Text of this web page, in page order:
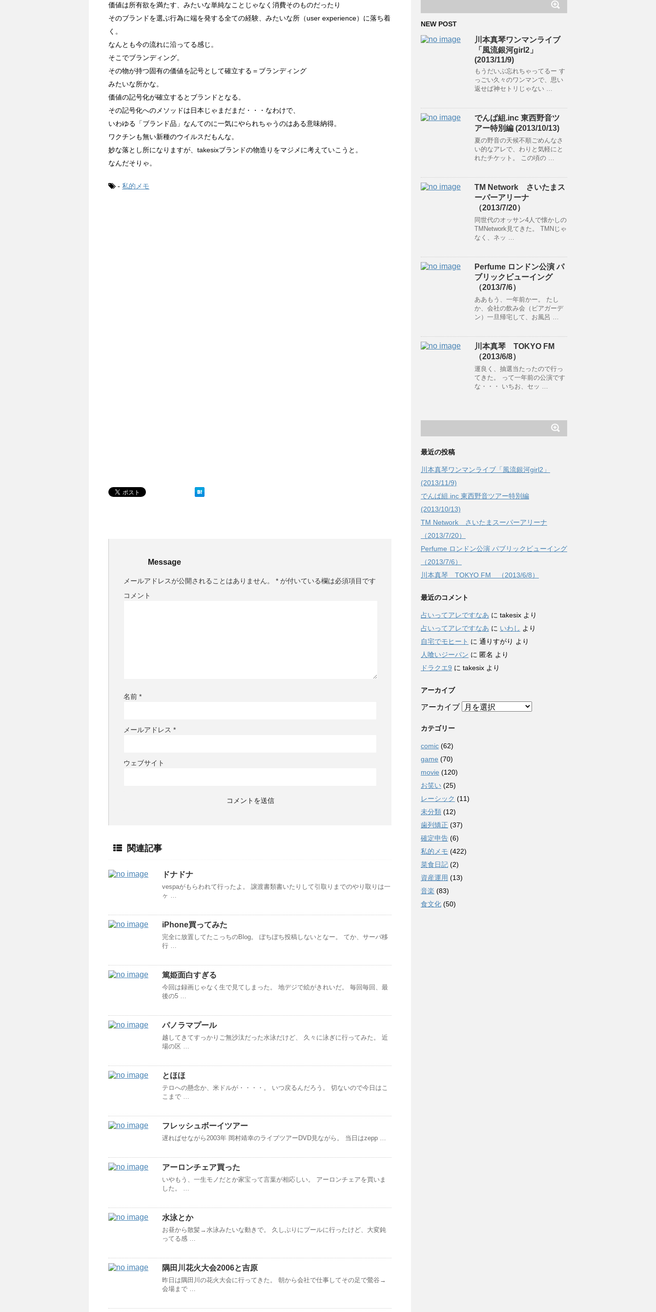
価値は所有欲を満たす、みたいな単純なことじゃなく消費そのものだったり
そのブランドを選ぶ行為に端を発する全ての経験、みたいな所（user experience）に落ち着
く。
なんとも今の流れに沿ってる感じ。
そこでブランディング。
その物が持つ固有の価値を記号として確立する＝ブランディング
みたいな所かな。
価値の記号化が確立するとブランドとなる。
その記号化へのメソッドは日本じゃまだまだ・・・なわけで、
いわゆる「ブランド品」なんてのに一気にやられちゃうのはある意味納得。
ワクチンも無い新種のウイルスだもんな。
妙な落とし所になりますが、takesixブランドの物造りをマジメに考えていこうと。
なんだそりゃ。
- 私的メモ
Message
メールアドレスが公開されることはありません。 * が付いている欄は必須項目です
コメント
名前 *
メールアドレス *
ウェブサイト
関連記事
ドナドナ
vespaがもらわれて行ったよ。 譲渡書類書いたりして引取りまでのやり取りは一
ヶ …
iPhone買ってみた
完全に放置してたこっちのBlog。 ぼちぼち投稿しないとなー。 てか、サーバ移
行 …
篤姫面白すぎる
今回は録画じゃなく生で見てしまった。 地デジで絵がきれいだ。 毎回毎回、最
後の5 …
パノラマプール
越してきてすっかりご無沙汰だった水泳だけど、 久々に泳ぎに行ってみた。 近
場の区 …
とほほ
テロへの懸念か、米ドルが・・・・。 いつ戻るんだろう。 切ないので今日はこ
こまで …
フレッシュボーイツアー
遅ればせながら2003年 岡村靖幸のライブツアーDVD見ながら。 当日はzepp …
アーロンチェア買った
いやもう、一生モノだとか家宝って言葉が相応しい。 アーロンチェアを買いま
した。 …
水泳とか
お昼から散髪→水泳みたいな動きで。 久しぶりにプールに行ったけど、大変鈍
ってる感 …
隅田川花火大会2006と吉原
昨日は隅田川の花火大会に行ってきた。 朝から会社で仕事してその足で鶯谷→
会場まで …
NEW POST
川本真琴ワンマンライブ
「風流銀河girl2」
(2013/11/9)
もうだいぶ忘れちゃってるー す
っごい久々のワンマンで、思い
返せば神セトリじゃない …
でんぱ組.inc 東西野音ツ
アー特別編 (2013/10/13)
夏の野音の天候不順ごめんなさ
い的なアレで、わりと気軽にと
れたチケット。 この頃の …
TM Network さいたまス
ーパーアリーナ
（2013/7/20）
同世代のオッサン4人で懐かしの
TMNetwork見てきた。 TMNじゃ
なく、ネッ …
Perfume ロンドン公演 パ
ブリックビューイング
（2013/7/6）
ああもう、一年前かー。 たし
か、会社の飲み会（ビアガーデ
ン）一旦帰宅して、お風呂 …
川本真琴 TOKYO FM
（2013/6/8）
運良く、抽選当たったので行っ
てきた。 って一年前の公演です
な・・・ いちお、セッ …
最近の投稿
川本真琴ワンマンライブ「風流銀河girl2」
(2013/11/9)
でんぱ組.inc 東西野音ツアー特別編
(2013/10/13)
TM Network さいたまスーパーアリーナ
（2013/7/20）
Perfume ロンドン公演 パブリックビューイング
（2013/7/6）
川本真琴 TOKYO FM （2013/6/8）
最近のコメント
占いってアレですなあ に takesix より
占いってアレですなあ に いわし より
自宅でモヒート に 通りすがり より
人喰いジーパン に 匿名 より
ドラクエ9 に takesix より
アーカイブ
アーカイブ
カテゴリー
comic (62)
game (70)
movie (120)
お笑い (25)
レーシック (11)
未分類 (12)
歯列矯正 (37)
確定申告 (6)
私的メモ (422)
菜食日記 (2)
資産運用 (13)
音楽 (83)
食文化 (50)